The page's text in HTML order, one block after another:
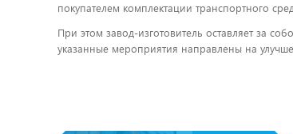
покупателем комплектации транспортного
При этом завод-изготовитель оставляет за
указанные мероприятия направлены на